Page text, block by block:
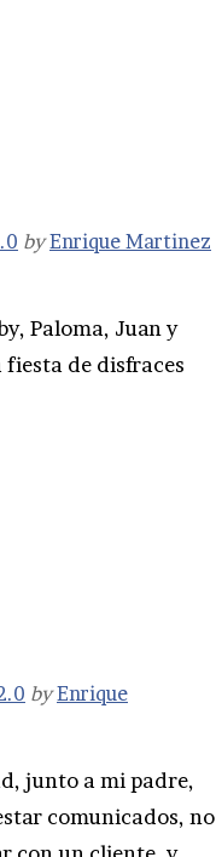
byEnrique Martinez
Paloma, Juan y
fiesta de disfraces
byEnrique
junto a mi padre,
comunicados, no